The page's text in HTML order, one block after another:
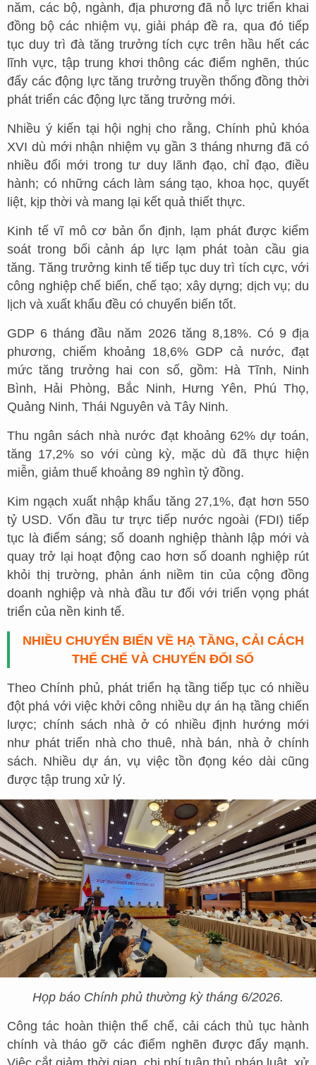
năm, các bộ, ngành, địa phương đã nỗ lực triển khai
đồng bộ các nhiệm vụ, giải pháp đề ra, qua đó tiếp
tục duy trì đà tăng trưởng tích cực trên hầu hết các
lĩnh vực, tập trung khơi thông các điểm nghẽn, thúc
đẩy các động lực tăng trưởng truyền thống đồng thời
phát triển các động lực tăng trưởng mới.
Nhiều ý kiến tại hội nghị cho rằng, Chính phủ khóa
XVI dù mới nhận nhiệm vụ gần 3 tháng nhưng đã có
nhiều đổi mới trong tư duy lãnh đạo, chỉ đạo, điều
hành; có những cách làm sáng tạo, khoa học, quyết
liệt, kịp thời và mang lại kết quả thiết thực.
Kinh tế vĩ mô cơ bản ổn định, lạm phát được kiểm
soát trong bối cảnh áp lực lạm phát toàn cầu gia
tăng. Tăng trưởng kinh tế tiếp tục duy trì tích cực, với
công nghiệp chế biến, chế tạo; xây dựng; dịch vụ; du
lịch và xuất khẩu đều có chuyển biến tốt.
GDP 6 tháng đầu năm 2026 tăng 8,18%. Có 9 địa
phương, chiếm khoảng 18,6% GDP cả nước, đạt
mức tăng trưởng hai con số, gồm: Hà Tĩnh, Ninh
Bình, Hải Phòng, Bắc Ninh, Hưng Yên, Phú Thọ,
Quảng Ninh, Thái Nguyên và Tây Ninh.
Thu ngân sách nhà nước đạt khoảng 62% dự toán,
tăng 17,2% so với cùng kỳ, mặc dù đã thực hiện
miễn, giảm thuế khoảng 89 nghìn tỷ đồng.
Kim ngạch xuất nhập khẩu tăng 27,1%, đạt hơn 550
tỷ USD. Vốn đầu tư trực tiếp nước ngoài (FDI) tiếp
tục là điểm sáng; số doanh nghiệp thành lập mới và
quay trở lại hoạt động cao hơn số doanh nghiệp rút
khỏi thị trường, phản ánh niềm tin của cộng đồng
doanh nghiệp và nhà đầu tư đối với triển vọng phát
triển của nền kinh tế.
NHIỀU CHUYỂN BIẾN VỀ HẠ TẦNG, CẢI CÁCH
THỂ CHẾ VÀ CHUYỂN ĐỔI SỐ
Theo Chính phủ, phát triển hạ tầng tiếp tục có nhiều
đột phá với việc khởi công nhiều dự án hạ tầng chiến
lược; chính sách nhà ở có nhiều định hướng mới
như phát triển nhà cho thuê, nhà bán, nhà ở chính
sách. Nhiều dự án, vụ việc tồn đọng kéo dài cũng
được tập trung xử lý.
Họp báo Chính phủ thường kỳ tháng 6/2026.
Công tác hoàn thiện thể chế, cải cách thủ tục hành
chính và tháo gỡ các điểm nghẽn được đẩy mạnh.